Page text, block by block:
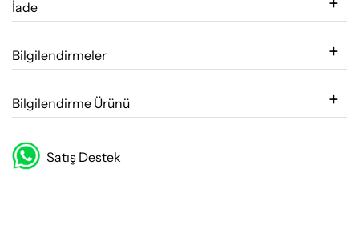
İade
Bilgilendirmeler
Bilgilendirme Ürünü
Satış Destek